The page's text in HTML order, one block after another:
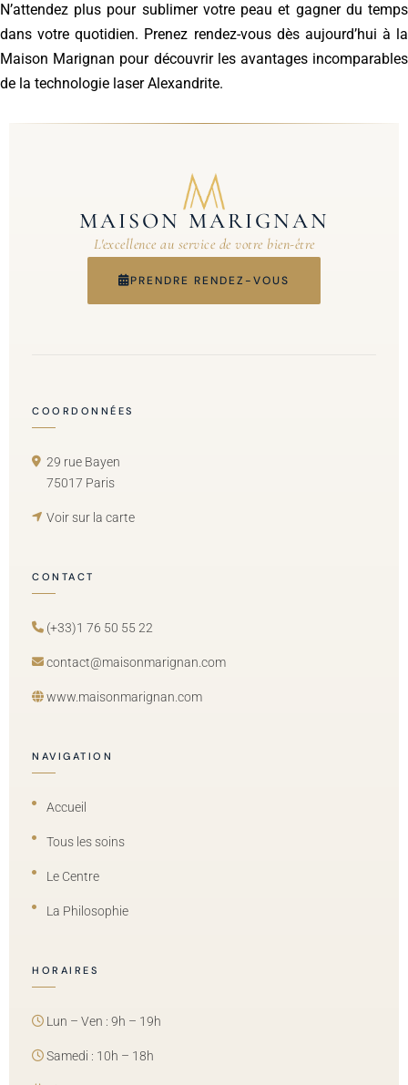
N’attendez plus pour sublimer votre peau et gagner du temps
dans votre quotidien. Prenez rendez-vous dès aujourd’hui à la
Maison Marignan pour découvrir les avantages incomparables
de la technologie laser Alexandrite.
MAISON MARIGNAN
L'excellence au service de votre bien-être
PRENDRE RENDEZ-VOUS
COORDONNÉES
29 rue Bayen
75017 Paris
Voir sur la carte
CONTACT
(+33)1 76 50 55 22
contact@maisonmarignan.com
www.maisonmarignan.com
NAVIGATION
Accueil
Tous les soins
Le Centre
La Philosophie
HORAIRES
Lun – Ven : 9h – 19h
Samedi : 10h – 18h